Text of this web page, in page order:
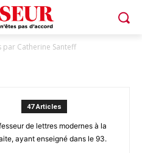
par Catherine Santeff
47 Articles
de lettres modernes à la
ayant enseigné dans le 93.